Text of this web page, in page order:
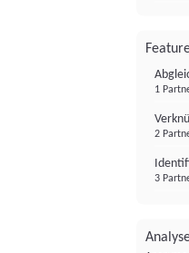
1
2
3